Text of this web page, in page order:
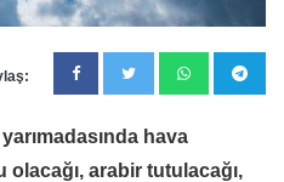
hava
arabir tutulacağı,